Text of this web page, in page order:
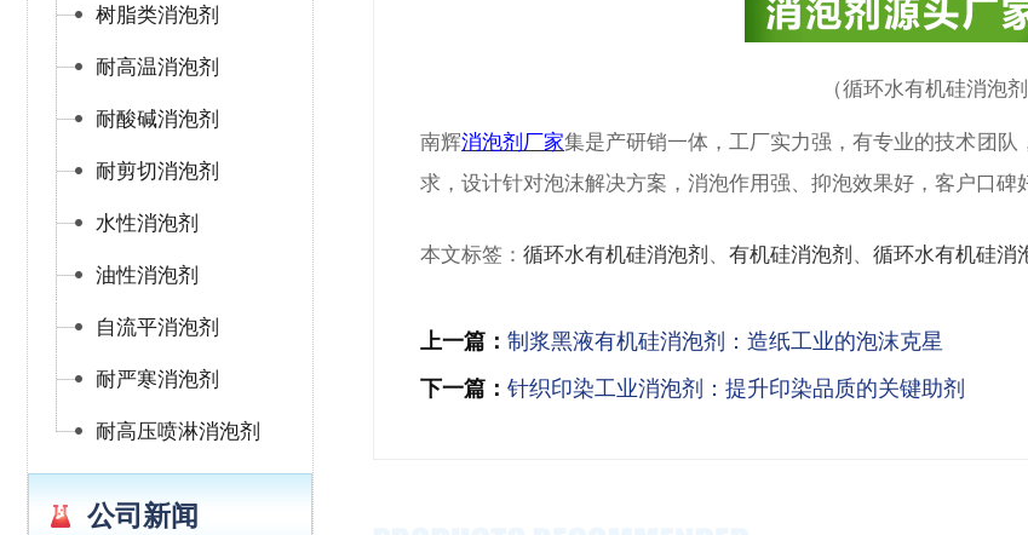
树脂类消泡剂
耐高温消泡剂
耐酸碱消泡剂
耐剪切消泡剂
水性消泡剂
油性消泡剂
自流平消泡剂
耐严寒消泡剂
耐高压喷淋消泡剂
公司新闻
（循环水有机硅消泡剂
南辉消泡剂厂家集是产研销一体，工厂实力强，有专业的技术团
求，设计针对泡沫解决方案，消泡作用强、抑泡效果好，客户口碑
本文标签： 循环水有机硅消泡剂 、 有机硅消泡剂 、 循环水有机硅消
上一篇： 制浆黑液有机硅消泡剂：造纸工业的泡沫克星
下一篇： 针织印染工业消泡剂：提升印染品质的关键助剂